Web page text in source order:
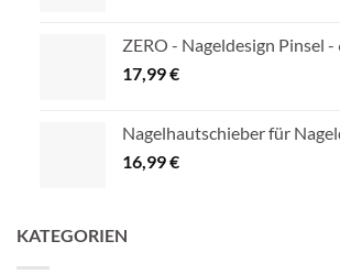
ZERO - Nageldesign Pinsel -
17,99€
Nagelhautschieber für
16,99€
KATEGORIEN